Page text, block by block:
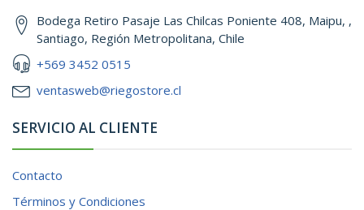
Bodega Retiro Pasaje Las Chilcas Poniente 408, Maipu, ,
Santiago, Región Metropolitana, Chile
+569 3452 0515
ventasweb@riegostore.cl
SERVICIO AL CLIENTE
Contacto
Términos y Condiciones